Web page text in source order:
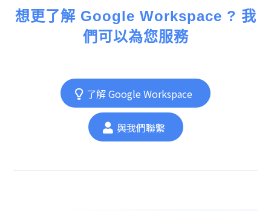
想更了解 Google Workspace ? 我
們可以為您服務
了解 Google Workspace
與我們聯繫